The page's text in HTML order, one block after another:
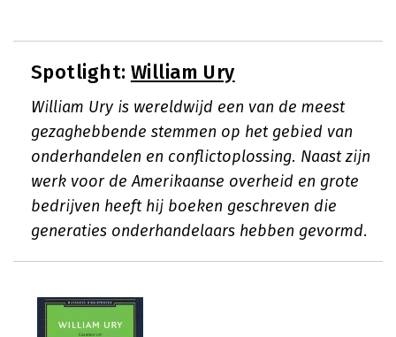
Spotlight: William Ury
William Ury is wereldwijd een van de meest
gezaghebbende stemmen op het gebied van
onderhandelen en conflictoplossing. Naast zijn
werk voor de Amerikaanse overheid en grote
bedrijven heeft hij boeken geschreven die
generaties onderhandelaars hebben gevormd.